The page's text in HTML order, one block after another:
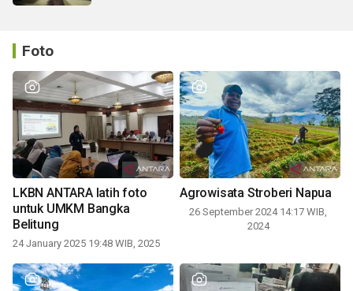
Foto
LKBN ANTARA latih foto
untuk UMKM Bangka
Belitung
24 January 2025 19:48 WIB, 2025
Agrowisata Stroberi Napua
26 September 2024 14:17 WIB,
2024